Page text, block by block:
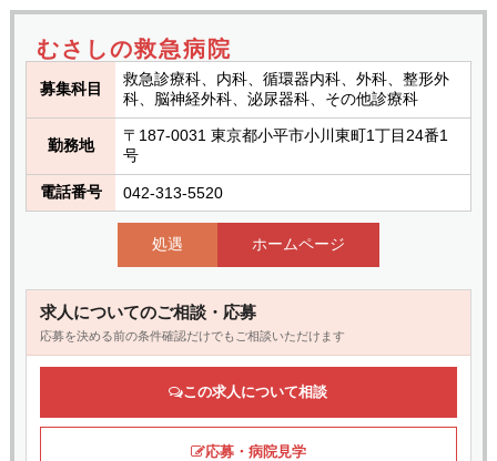
むさしの救急病院
募集科目
救急診療科、内科、循環器内科、外科、整形外
科、脳神経外科、泌尿器科、その他診療科
勤務地
〒187-0031 東京都小平市小川東町1丁目24番1
号
電話番号 042-313-5520
処遇 ホームページ
求人についてのご相談・応募
応募を決める前の条件確認だけでもご相談いただけます
この求人について相談
応募・病院見学